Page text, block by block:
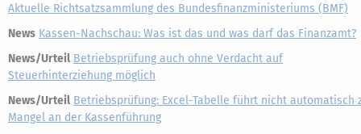
Aktuelle Richtsatzsammlung des Bundesfinanzministeriums (BMF)
News Kassen-Nachschau: Was ist das und was darf das Finanzamt?
News/Urteil Betriebsprüfung auch ohne Verdacht auf
Steuerhinterziehung möglich
News/Urteil Betriebsprüfung: Excel-Tabelle führt nicht automatisch
Mangel an der Kassenführung